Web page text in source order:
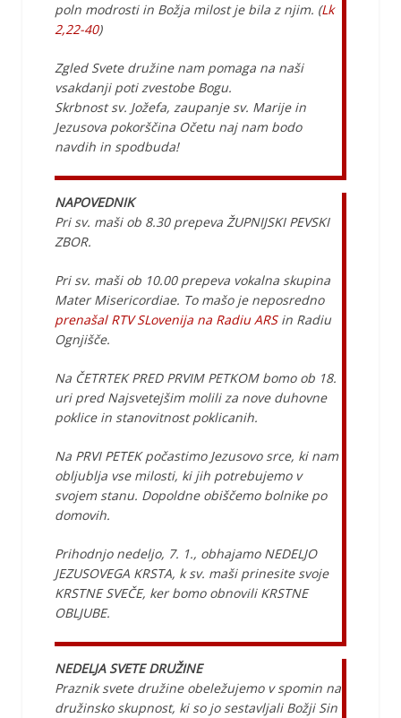
poln modrosti in Božja milost je bila z njim. (Lk
2,22-40)
Zgled Svete družine nam pomaga na naši
vsakdanji poti zvestobe Bogu.
Skrbnost sv. Jožefa, zaupanje sv. Marije in
Jezusova pokorščina Očetu naj nam bodo
navdih in spodbuda!
NAPOVEDNIK
Pri sv. maši ob 8.30 prepeva ŽUPNIJSKI PEVSKI
ZBOR.
Pri sv. maši ob 10.00 prepeva vokalna skupina
Mater Misericordiae. To mašo je neposredno
prenašal RTV SLovenija na Radiu ARSin Radiu
Ognjišče.
Na ČETRTEK PRED PRVIM PETKOM bomo ob 18.
uri pred Najsvetejšim molili za nove duhovne
poklice in stanovitnost poklicanih.
Na PRVI PETEK počastimo Jezusovo srce, ki nam
obljublja vse milosti, ki jih potrebujemo v
svojem stanu. Dopoldne obiščemo bolnike po
domovih.
Prihodnjo nedeljo, 7. 1., obhajamo NEDELJO
JEZUSOVEGA KRSTA, k sv. maši prinesite svoje
KRSTNE SVEČE, ker bomo obnovili KRSTNE
OBLJUBE.
NEDELJA SVETE DRUŽINE
Praznik svete družine obeležujemo v spomin na
družinsko skupnost, ki so jo sestavljali Božji Sin